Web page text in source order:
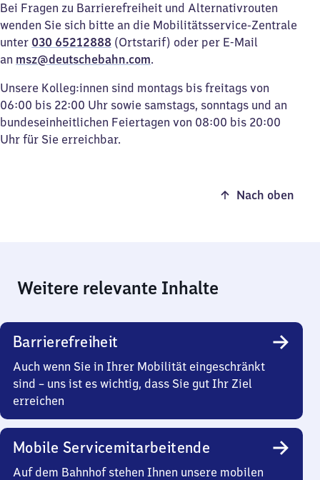
Bei Fragen zu Barrierefreiheit und Alternativrouten
wenden Sie sich bitte an die Mobilitätsservice-Zentrale
unter 030 65212888 (Ortstarif) oder per E-Mail
an msz@deutschebahn.com.
Unsere Kolleg:innen sind montags bis freitags von
06:00 bis 22:00 Uhr sowie samstags, sonntags und an
bundeseinheitlichen Feiertagen von 08:00 bis 20:00
Uhr für Sie erreichbar.
Nach oben
Weitere relevante Inhalte
Barrierefreiheit
Auch wenn Sie in Ihrer Mobilität eingeschränkt
sind – uns ist es wichtig, dass Sie gut Ihr Ziel
erreichen
Mobile Servicemitarbeitende
Auf dem Bahnhof stehen Ihnen unsere mobilen